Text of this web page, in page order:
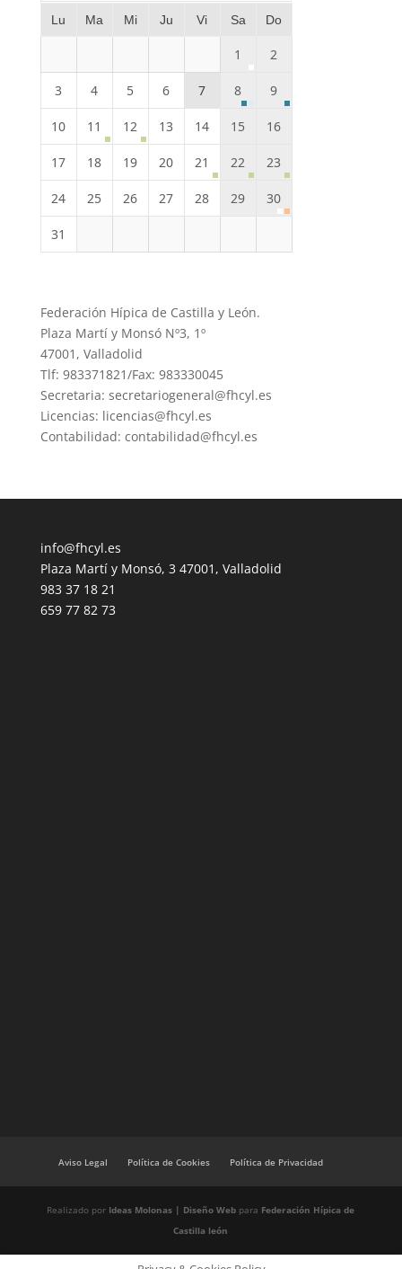
Lu Ma Mi Ju Vi Sa Do
1 2
3 4 5 6 7 8 9
10 11 12 13 14 15 16
17 18 19 20 21 22 23
24 25 26 27 28 29 30
31
Federación Hípica de Castilla y León.
Plaza Martí y Monsó Nº3, 1º
47001, Valladolid
Tlf: 983371821/Fax: 983330045
Secretaria: secretariogeneral@fhcyl.es
Licencias: licencias@fhcyl.es
Contabilidad: contabilidad@fhcyl.es
info@fhcyl.es
Plaza Martí y Monsó, 3 47001, Valladolid
983 37 18 21
659 77 82 73
Aviso Legal Política de Cookies Política de Privacidad
Realizado por Ideas Molonas | Diseño Web para Federación Hípica de
Castilla león